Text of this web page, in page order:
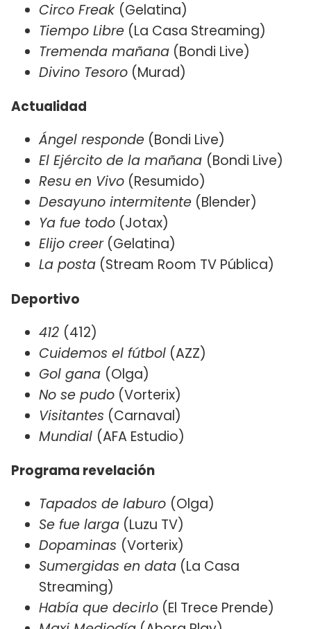
Circo Freak (Gelatina)
Tiempo Libre (La Casa Streaming)
Tremenda mañana (Bondi Live)
Divino Tesoro (Murad)
Actualidad
Ángel responde (Bondi Live)
El Ejército de la mañana (Bondi Live)
Resu en Vivo (Resumido)
Desayuno intermitente (Blender)
Ya fue todo (Jotax)
Elijo creer(Gelatina)
La posta (Stream Room TV Pública)
Deportivo
412 (412)
Cuidemos el fútbol (AZZ)
Gol gana (Olga)
No se pudo (Vorterix)
Visitantes (Carnaval)
Mundial (AFA Estudio)
Programa revelación
Tapados de laburo (Olga)
Se fue larga (Luzu TV)
Dopaminas (Vorterix)
Sumergidas en data (La Casa
Streaming)
Había que decirlo (El Trece Prende)